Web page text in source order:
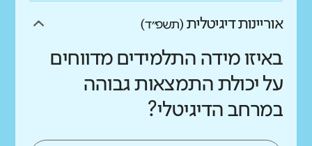
אוריינות דיגיטלית (תשפ״ד)
באיזו מידה התלמידים מדווחים
על יכולת התמצאות גבוהה
במרחב הדיגיטלי?